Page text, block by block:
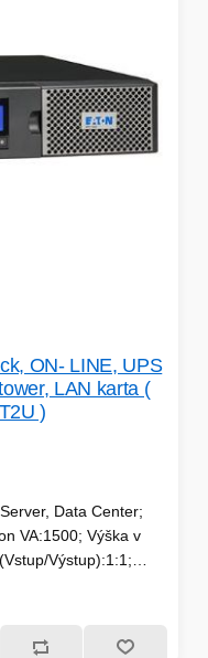
ON- LINE, UPS
LAN karta (
)
Data Center;
VA:1500; Výška v
Výstup):1:1;